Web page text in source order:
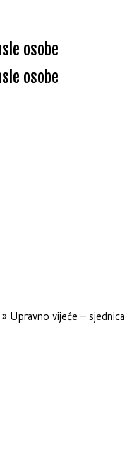
osobe
osobe
» Upravno vijeće – sjednica